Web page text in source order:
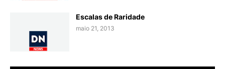
Escalas de Raridade
maio 21, 2013